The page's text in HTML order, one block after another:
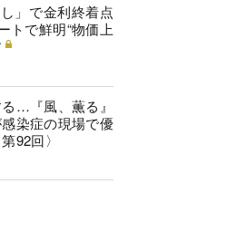
」で金利終着点
トで鮮明“物価上
…『風、薫る』
染症の現場で優
92回〉